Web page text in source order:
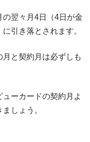
の翌々月4日（4日が金
引き落とされます。
と契約月は必ずしも
ーカードの契約月よ
しょう。